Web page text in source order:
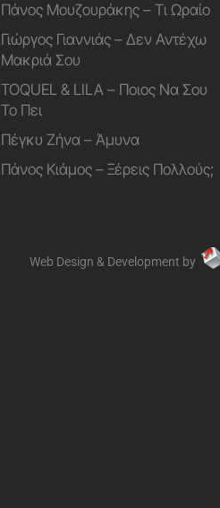
Πάνος Μουζουράκης – Τι Ωραίο
Γιώργος Γιαννιάς – Δεν Αντέχω
Μακριά Σου
TOQUEL & LILA – Ποιος Να Σου
Το Πει
Πέγκυ Ζήνα – Άμυνα
Πάνος Κιάμος – Ξέρεις Πολλούς;
Web Design & Development by